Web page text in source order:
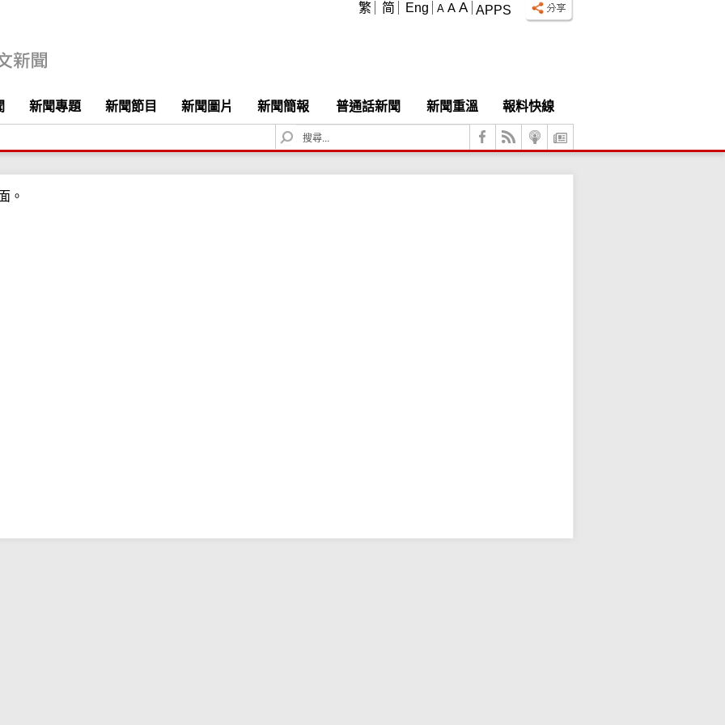
APPS
A A A
繁 简 Eng
新聞專題 新聞節目 新聞圖片 新聞簡報 普通話新聞 新聞重溫
報料快線
S
e
。